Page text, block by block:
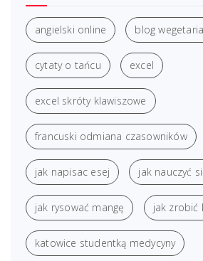
angielski online blog
cytaty o tańcu excel
excel skróty klawiszowe
francuski odmiana czasowników
jak napisac esej jak nauczyć
jak rysować mangę jak zrobić
katowice studentką medycyny